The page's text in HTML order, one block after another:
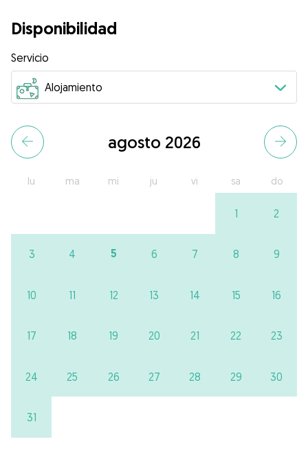
Disponibilidad
Servicio
agosto 2026
lu ma mi ju vi sa do
1 2
3 4 5 6 7 8 9
10 11 12 13 14 15 16
17 18 19 20 21 22 23
24 25 26 27 28 29 30
31